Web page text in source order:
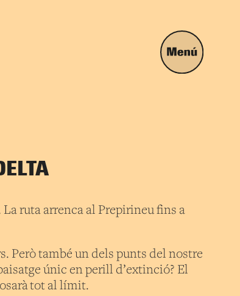
ruta arrenca al Prepirineu fins a
Però també un dels punts del nostre
únic en perill d’extinció? El
tot al límit.